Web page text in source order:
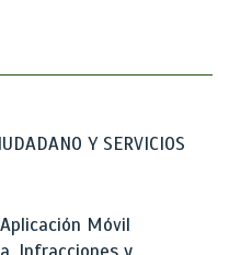
Y SERVICIOS
Móvil